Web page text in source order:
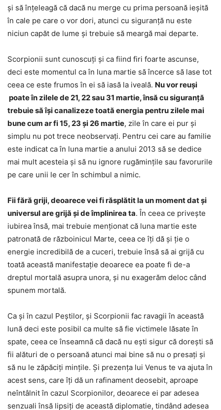
și să înțeleagă că dacă nu merge cu prima persoană ieșită
în cale pe care o vor dori, atunci cu siguranță nu este
niciun capăt de lume și trebuie să meargă mai departe.
Scorpionii sunt cunoscuți și ca fiind firi foarte ascunse,
deci este momentul ca în luna martie să încerce să lase tot
ceea ce este frumos în ei să iasă la iveală. Nu vor reuși
poate în zilele de 21, 22 sau 31 martie, însă cu siguranță
trebuie să își canalizeze toată energia pentru zilele mai
bune cum ar fi 15, 23 și 26 martie, zile în care ei pur și
simplu nu pot trece neobservați. Pentru cei care au familie
este indicat ca în luna martie a anului 2013 să se dedice
mai mult acesteia și să nu ignore rugămințile sau favorurile
pe care unii le cer în schimbul a nimic.
Fii fără griji, deoarece vei fi răsplătit la un moment dat și
universul are grijă și de împlinirea ta. În ceea ce privește
iubirea însă, mai trebuie menționat că luna martie este
patronată de războinicul Marte, ceea ce îți dă și ție o
energie incredibilă de a cuceri, trebuie însă să ai grijă cu
toată această manifestație deoarece ea poate fi de-a
dreptul mortală asupra unora, și nu exagerăm deloc când
spunem mortală.
Ca și în cazul Peștilor, și Scorpionii fac ravagii în această
lună deci este posibil ca multe să fie victimele lăsate în
spate, ceea ce înseamnă că dacă nu ești sigur că dorești să
fii alături de o persoană atunci mai bine să nu o presați și
să nu le zăpăciți mințile. Și prezența lui Venus te va ajuta în
acest sens, care îți dă un rafinament deosebit, aproape
neîntâlnit în cazul Scorpionilor, deoarece ei par adesea
senzuali însă lipsiți de această diplomatie, tindând adesea